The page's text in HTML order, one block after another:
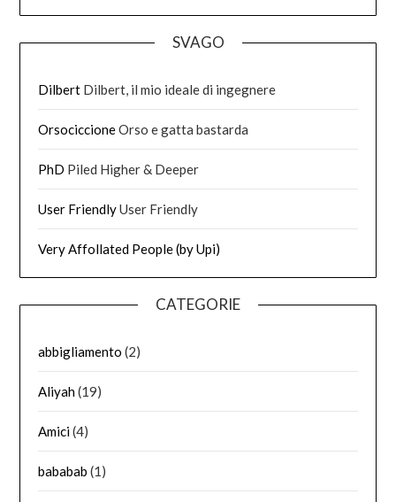
SVAGO
Dilbert Dilbert, il mio ideale di ingegnere
OrsociccioneOrso e gatta bastarda
PhD Piled Higher & Deeper
User FriendlyUser Friendly
Very Affollated People (by Upi)
CATEGORIE
abbigliamento (2)
Aliyah(19)
Amici(4)
bababab (1)